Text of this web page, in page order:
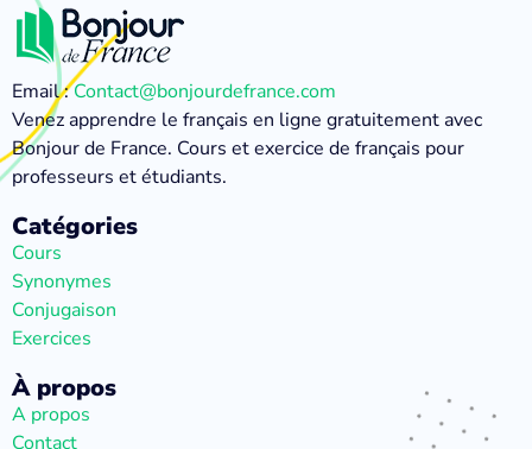
Email :Contact@bonjourdefrance.com
Venez apprendre le français en ligne gratuitement avec
Bonjour de France. Cours et exercice de français pour
professeurs et étudiants.
Catégories
Cours
Synonymes
Conjugaison
Exercices
À propos
A propos
Contact